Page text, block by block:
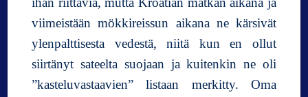
viimeistään mökkireissun aikana ne kärsivät
ylenpalttisesta vedestä, niitä kun en ollut
siirtänyt sateelta suojaan ja kuitenkin ne oli
”kasteluvastaavien” listaan merkitty. Oma